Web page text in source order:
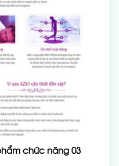
chức năng 03